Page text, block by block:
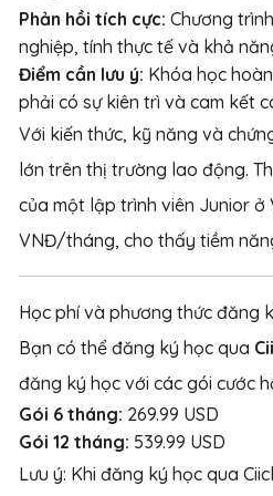
Phản hồi tích cực: Chương
nghiệp, tính thực tế và khả
Điểm cần lưu ý: Khóa học
phải có sự kiên trì và cam kết
Với kiến thức, kỹ năng và
lớn trên thị trường lao động.
của một lập trình viên Junior
VNĐ/tháng, cho thấy tiềm
Học phí và phương thức đăng
Bạn có thể đăng ký học qua
đăng ký học với các gói cước
Gói 6 tháng: 269.99 USD
Gói 12 tháng: 539.99 USD
Lưu ý: Khi đăng ký học qua